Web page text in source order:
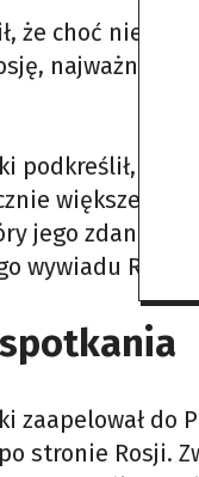
że choć nie
podkreślił, że
większe
jego zdaniem
wywiadu Rosja
zaapelował
stronie Rosji.